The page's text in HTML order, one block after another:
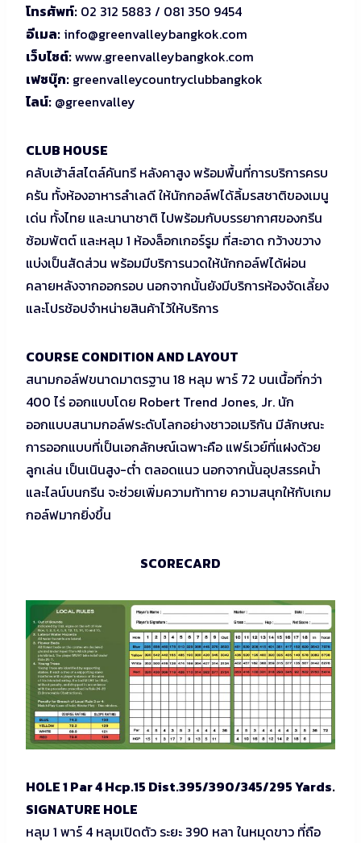
โทรศัพท์: 02 312 5883 / 081 350 9454
อีเมล: info@greenvalleybangkok.com
เว็บไซต์:www.greenvalleybangkok.com
เฟซบุ๊ก: greenvalleycountryclubbangkok
ไลน์: @greenvalley
CLUB HOUSE
คลับเฮ้าส์สไตล์คันทรี หลังคาสูง พร้อมพื้นที่การบริการครบ
ครัน ทั้งห้องอาหารลำเลดี ให้นักกอล์ฟได้ลิ้มรสชาติของเมนู
เด่น ทั้งไทย และนานาชาติ ไปพร้อมกับบรรยากาศของกรีน
ซ้อมพัตต์ และหลุม 1 ห้องล็อกเกอร์รูม ที่สะอาด กว้างขวาง
แบ่งเป็นสัดส่วน พร้อมมีบริการนวดให้นักกอล์ฟได้ผ่อน
คลายหลังจากออกรอบ นอกจากนั้นยังมีบริการห้องจัดเลี้ยง
และโปรช้อปจำหน่ายสินค้าไว้ให้บริการ
COURSE CONDITION AND LAYOUT
สนามกอล์ฟขนาดมาตรฐาน 18 หลุม พาร์ 72 บนเนื้อที่กว่า
400 ไร่ ออกแบบโดย Robert Trend Jones, Jr. นัก
ออกแบบสนามกอล์ฟระดับโลกอย่างชาวอเมริกัน มีลักษณะ
การออกแบบที่เป็นเอกลักษณ์เฉพาะคือ แฟร์เวย์ที่แฝงด้วย
ลูกเล่น เป็นเนินสูง-ต่ำ ตลอดแนว นอกจากนั้นอุปสรรคน้ำ
และไลน์บนกรีน จะช่วยเพิ่มความท้าทาย ความสนุกให้กับเกม
กอล์ฟมากยิ่งขึ้น
SCORECARD
HOLE 1 Par 4 Hcp.15 Dist.395/390/345/295 Yards.
SIGNATURE HOLE
หลุม 1 พาร์ 4 หลุมเปิดตัว ระยะ 390 หลา ในหมุดขาว ที่ถือ